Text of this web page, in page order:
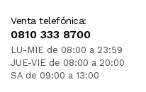
Venta telefónica:
0810 333 8700
LU-MIE de 08:00 a 23:59
JUE-VIE de 08:00 a 20:00
SA de 09:00 a 13:00